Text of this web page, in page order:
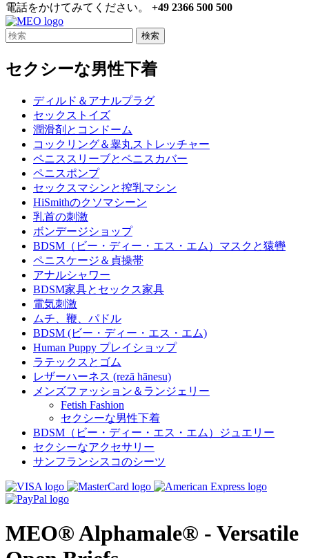
電話をかけてみてください。 +49 2366 500 500
検索
セクシーな男性下着
ディルド＆アナルプラグ
セックストイズ
潤滑剤とコンドーム
コックリング＆睾丸ストレッチャー
ペニススリーブとペニスカバー
ペニスポンプ
セックスマシンと搾乳マシン
HiSmithのクソマシーン
乳首の刺激
ボンデージショップ
BDSM（ビー・ディー・エス・エム）マスクと猿轡
ペニスケージ＆貞操帯
アナルシャワー
BDSM家具とセックス家具
電気刺激
ムチ、鞭、パドル
BDSM (ビー・ディー・エス・エム)
Human Puppy プレイショップ
ラテックスとゴム
レザーハーネス (rezā hānesu)
メンズファッション＆ランジェリー
Fetish Fashion
セクシーな男性下着
BDSM（ビー・ディー・エス・エム）ジュエリー
セクシーなアクセサリー
サンフランシスコのシーツ
MEO® Alphamale® - Versatile